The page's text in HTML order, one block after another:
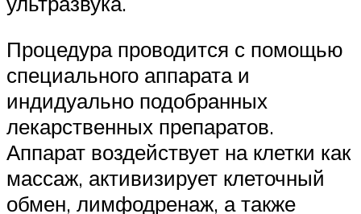
Процедура проводится с помощью
специального аппарата и
индидуально подобранных
лекарственных препаратов.
Аппарат воздействует на клетки как
массаж, активизирует клеточный
обмен, лимфодренаж, а также